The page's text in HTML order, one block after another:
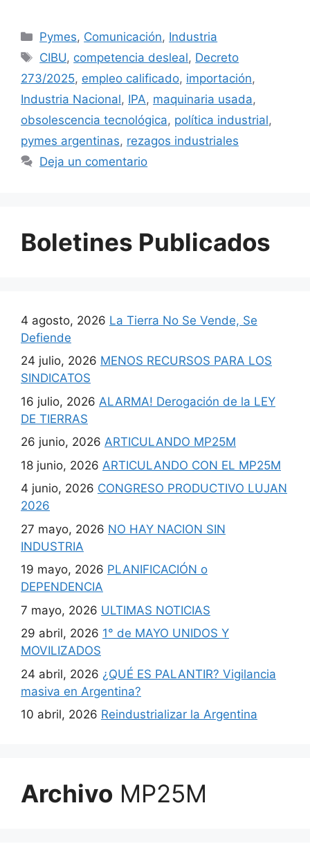
Pymes, Comunicación, Industria
CIBU, competencia desleal, Decreto
273/2025, empleo calificado, importación,
Industria Nacional, IPA, maquinaria usada,
obsolescencia tecnológica, política industrial,
pymes argentinas, rezagos industriales
Deja un comentario
Boletines Publicados
4 agosto, 2026 La Tierra No Se Vende, Se
Defiende
24 julio, 2026 MENOS RECURSOS PARA LOS
SINDICATOS
16 julio, 2026 ALARMA! Derogación de la LEY
DE TIERRAS
26 junio, 2026 ARTICULANDO MP25M
18 junio, 2026 ARTICULANDO CON EL MP25M
4 junio, 2026 CONGRESO PRODUCTIVO LUJAN
2026
27 mayo, 2026 NO HAY NACION SIN
INDUSTRIA
19 mayo, 2026 PLANIFICACIÓN o
DEPENDENCIA
7 mayo, 2026 ULTIMAS NOTICIAS
29 abril, 2026 1° de MAYO UNIDOS Y
MOVILIZADOS
24 abril, 2026 ¿QUÉ ES PALANTIR? Vigilancia
masiva en Argentina?
10 abril, 2026 Reindustrializar la Argentina
Archivo MP25M